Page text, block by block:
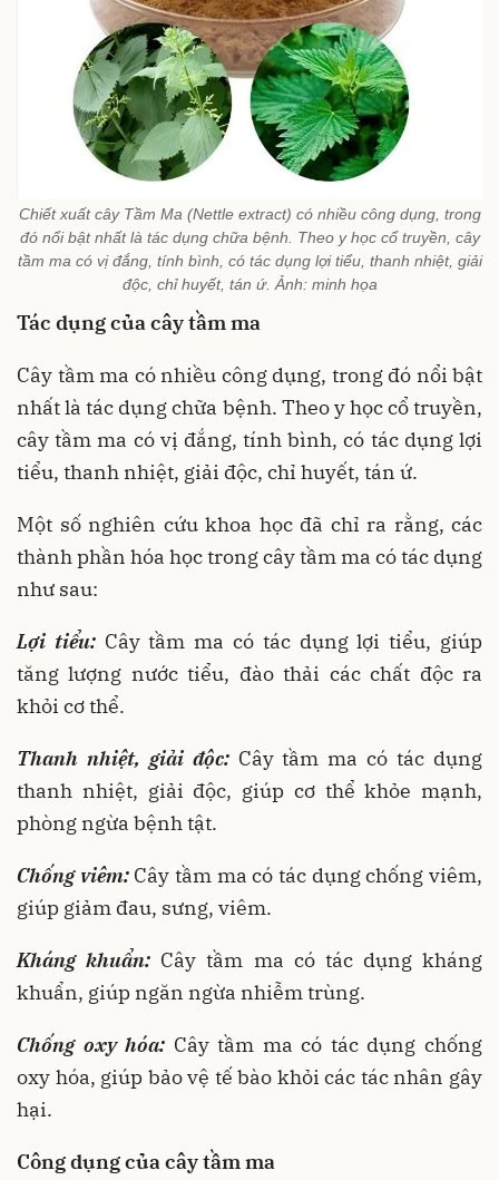
Chiết xuất cây Tầm Ma (Nettle extract) có nhiều công dụng, trong
đó nổi bật nhất là tác dụng chữa bệnh. Theo y học cổ truyền, cây
tầm ma có vị đắng, tính bình, có tác dụng lợi tiểu, thanh nhiệt, giải
độc, chỉ huyết, tán ứ. Ảnh: minh họa
Tác dụng của cây tầm ma
Cây tầm ma có nhiều công dụng, trong đó nổi bật
nhất là tác dụng chữa bệnh. Theo y học cổ truyền,
cây tầm ma có vị đắng, tính bình, có tác dụng lợi
tiểu, thanh nhiệt, giải độc, chỉ huyết, tán ứ.
Một số nghiên cứu khoa học đã chỉ ra rằng, các
thành phần hóa học trong cây tầm ma có tác dụng
như sau:
Lợi tiểu: Cây tầm ma có tác dụng lợi tiểu, giúp
tăng lượng nước tiểu, đào thải các chất độc ra
khỏi cơ thể.
Thanh nhiệt, giải độc: Cây tầm ma có tác dụng
thanh nhiệt, giải độc, giúp cơ thể khỏe mạnh,
phòng ngừa bệnh tật.
Chống viêm:Cây tầm ma có tác dụng chống viêm,
giúp giảm đau, sưng, viêm.
Kháng khuẩn: Cây tầm ma có tác dụng kháng
khuẩn, giúp ngăn ngừa nhiễm trùng.
Chống oxy hóa: Cây tầm ma có tác dụng chống
oxy hóa, giúp bảo vệ tế bào khỏi các tác nhân gây
hại.
Công dụng của cây tầm ma